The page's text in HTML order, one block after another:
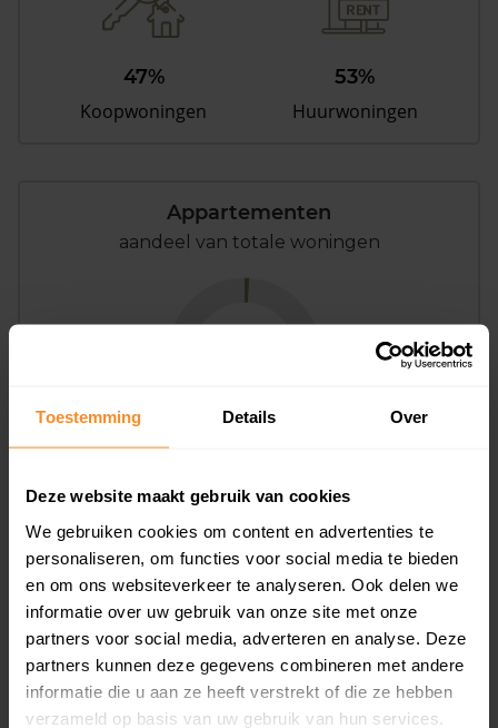
Toestemming Details Over
Deze website maakt gebruik van cookies
We gebruiken cookies om content en advertenties te
personaliseren, om functies voor social media te bieden
en om ons websiteverkeer te analyseren. Ook delen we
informatie over uw gebruik van onze site met onze
partners voor social media, adverteren en analyse. Deze
partners kunnen deze gegevens combineren met andere
informatie die u aan ze heeft verstrekt of die ze hebben
verzameld op basis van uw gebruik van hun services.
47%
Koopwoningen
53%
Huurwoningen
Appartementen
aandeel van totale woningen
T/m 1945
22%